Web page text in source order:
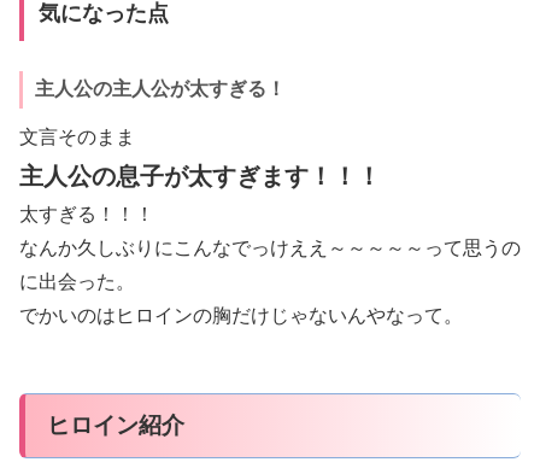
気になった点
主人公の主人公が太すぎる！
文言そのまま
主人公の息子が太すぎます！！！
太すぎる！！！
なんか久しぶりにこんなでっけええ～～～～～って思うの
に出会った。
でかいのはヒロインの胸だけじゃないんやなって。
ヒロイン紹介